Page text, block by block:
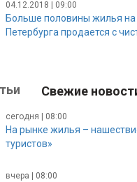
04.12.2018 | 09:00
Больше половины жилья на
Петербурга продается с
Свежие
сегодня | 08:00
На рынке жилья –
туристов»
вчера | 08:00